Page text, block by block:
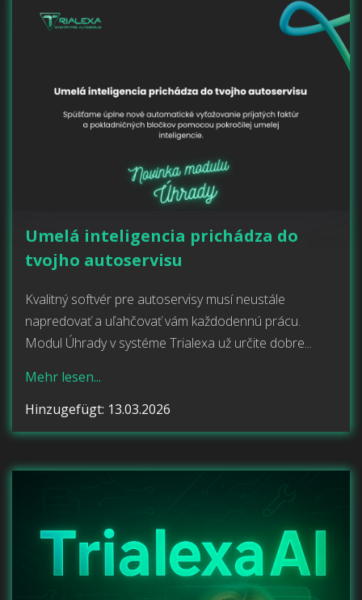
Umelá inteligencia prichádza do
tvojho autoservisu
Kvalitný softvér pre autoservisy musí neustále
napredovať a uľahčovať vám každodennú prácu.
Modul Úhrady v systéme Trialexa už určite dobre...
Mehr lesen...
Hinzugefügt: 13.03.2026